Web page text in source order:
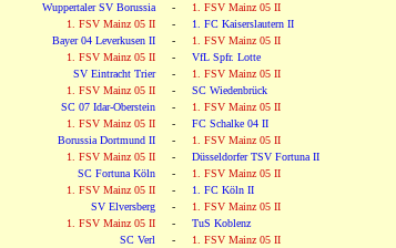
Wuppertaler SV Borussia - 1. FSV Mainz 05 II
1. FSV Mainz 05 II - 1. FC Kaiserslautern II
Bayer 04 Leverkusen II - 1. FSV Mainz 05 II
1. FSV Mainz 05 II - VfL Spfr. Lotte
SV Eintracht Trier - 1. FSV Mainz 05 II
1. FSV Mainz 05 II - SC Wiedenbrück
SC 07 Idar-Oberstein - 1. FSV Mainz 05 II
1. FSV Mainz 05 II - FC Schalke 04 II
Borussia Dortmund II - 1. FSV Mainz 05 II
1. FSV Mainz 05 II - Düsseldorfer TSV Fortuna II
SC Fortuna Köln - 1. FSV Mainz 05 II
1. FSV Mainz 05 II - 1. FC Köln II
SV Elversberg - 1. FSV Mainz 05 II
1. FSV Mainz 05 II - TuS Koblenz
SC Verl - 1. FSV Mainz 05 II